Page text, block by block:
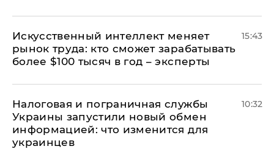
Искусственный интеллект меняет
рынок труда: кто сможет зарабатывать
более $100 тысяч в год – эксперты
15:43
Налоговая и пограничная службы
Украины запустили новый обмен
информацией: что изменится для
украинцев
10:32